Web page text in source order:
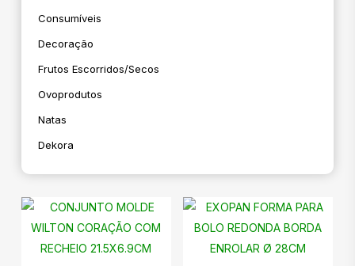
Consumíveis
Decoração
Frutos Escorridos/secos
Ovoprodutos
Natas
Dekora